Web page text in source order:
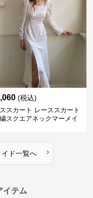
(税込)
スカート レーススカート
スクエアネックマーメイ
ド一覧へ ›
イテム